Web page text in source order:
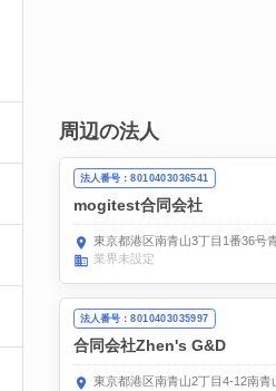
周辺の法人
法人番号：8010403036541
mogitest合同会社
東京都港区南青山3丁目1番36号
業界未設定
法人番号：8010403035997
合同会社Zhen's G&D
東京都港区南青山2丁目4-12南